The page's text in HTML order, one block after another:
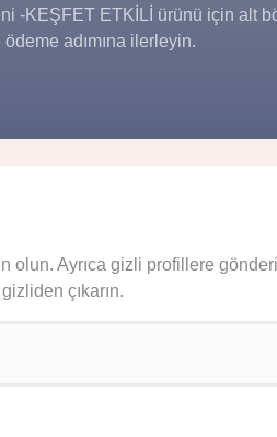
-KEŞFET ETKİLİ ürünü için alt
adımına ilerleyin.
olun. Ayrıca gizli profillere
çıkarın.